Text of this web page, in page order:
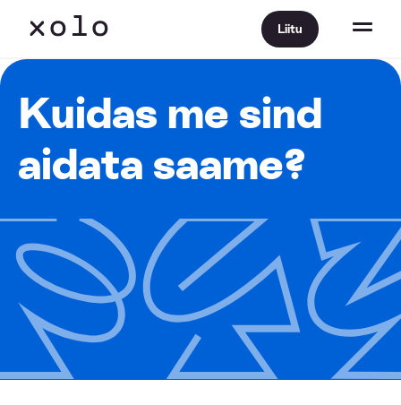
Liitu
Kuidas me sind
aidata saame?